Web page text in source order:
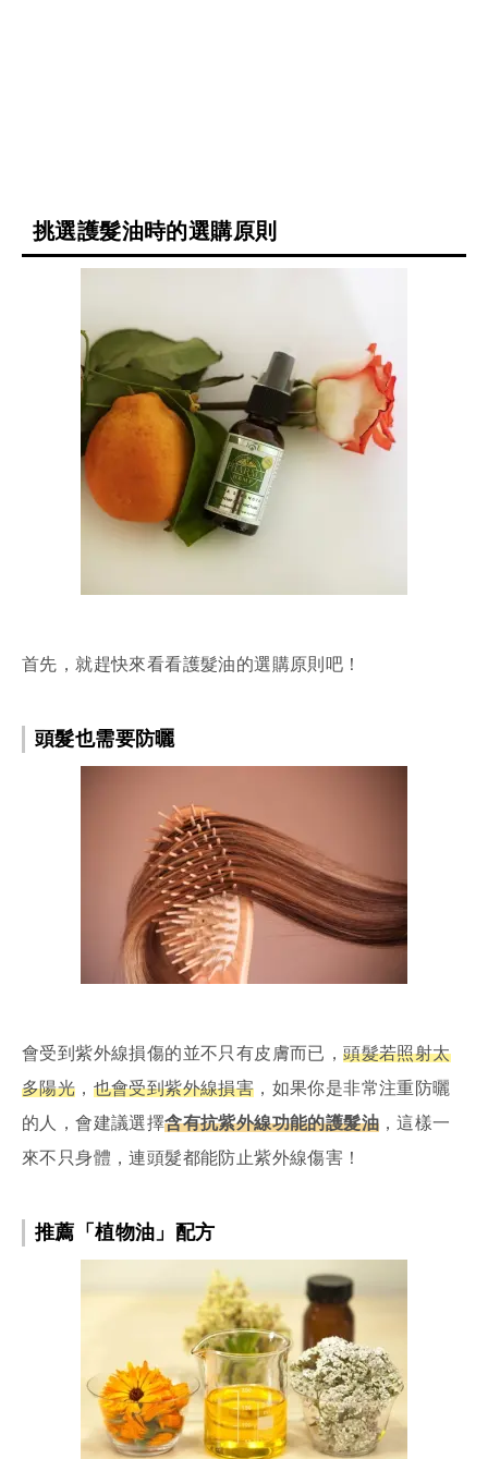
挑選護髮油時的選購原則
首先，就趕快來看看護髮油的選購原則吧！
頭髮也需要防曬
會受到紫外線損傷的並不只有皮膚而已，頭髮若照射太
多陽光 ， 也會受到紫外線損害 ，如果你是非常注重防曬
的人，會建議選擇含有抗紫外線功能的護髮油 ，這樣一
來不只身體，連頭髮都能防止紫外線傷害！
推薦「植物油」配方